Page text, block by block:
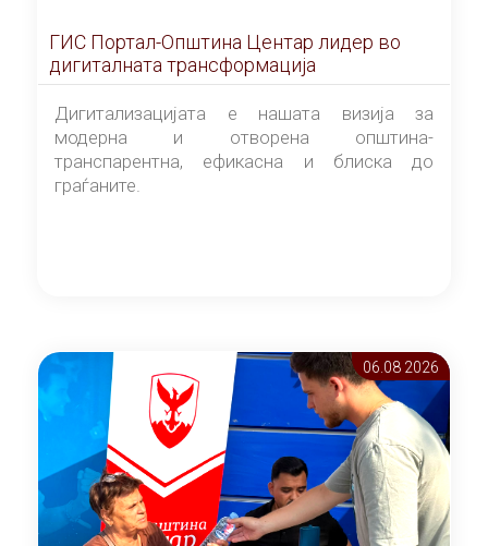
ГИС Портал-Општина Центар лидер во
дигиталната трансформација
Дигитализацијата е нашата визија за
модерна и отворена општина-
транспарентна, ефикасна и блиска до
граѓаните.
06.08 2026